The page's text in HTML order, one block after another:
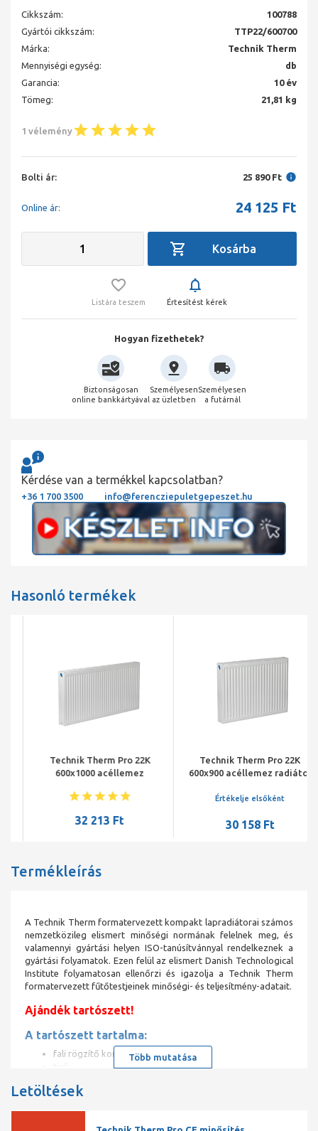
Cikkszám:
100788
Gyártói cikkszám:
TTP22/600700
Márka:
Technik Therm
Mennyiségi egység:
db
Garancia:
10 év
Tömeg:
21,81 kg
1 vélemény
Bolti ár: 25 890 Ft
Online ár: 24 125 Ft
Listára teszem Értesítést kérek
Hogyan fizethetek?
Biztonságosan
online bankkártyával
Személyesen
az üzletben
Személyesen
a futárnál
Kérdése van a termékkel kapcsolatban?
+36 1 700 3500 info@ferencziepuletgepeszet.hu
Hasonló termékek
Technik Therm Pro 22K
600x1000 acéllemez
32 213 Ft
Technik Therm Pro 22K
600x900 acéllemez radiátor
Értékelje elsőként
30 158 Ft
Termékleírás
A Technik Therm formatervezett kompakt lapradiátorai számos
nemzetközileg elismert minőségi normának felelnek meg, és
valamennyi gyártási helyen ISO-tanúsítvánnyal rendelkeznek a
gyártási folyamatok. Ezen felül az elismert Danish Technological
Institute folyamatosan ellenőrzi és igazolja a Technik Therm
formatervezett fűtőtestjeinek minőségi- és teljesítmény-adatait.
Ajándék tartószett!
A tartószett tartalma:
fali rögzítő konzol
tipli
kézi légtelenítő
Több mutatása
Letöltések